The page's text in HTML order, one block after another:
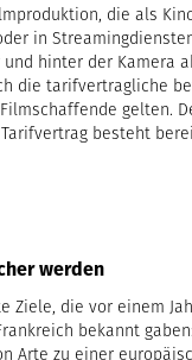
die als
in
hinter der Kamera
die tarifvertragliche
gelten.
besteht
werden
Ziele, die vor einem
bekannt
Arte zu einer